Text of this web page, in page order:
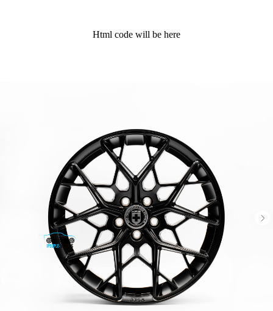
Html code will be here